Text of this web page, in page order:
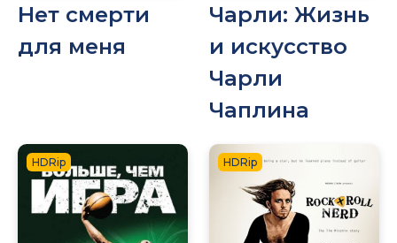
Нет смерти
для меня
Чарли: Жизнь
и искусство
Чарли
Чаплина
HDRip HDRip